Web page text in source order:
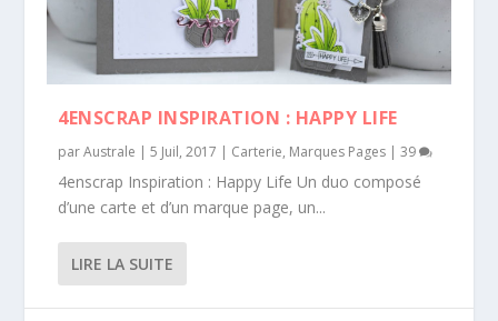
4ENSCRAP INSPIRATION : HAPPY LIFE
parAustrale |5 Juil, 2017 | Carterie, Marques Pages |39
4enscrap Inspiration : Happy Life Un duo composé
d’une carte et d’un marque page, un...
LIRE LA SUITE